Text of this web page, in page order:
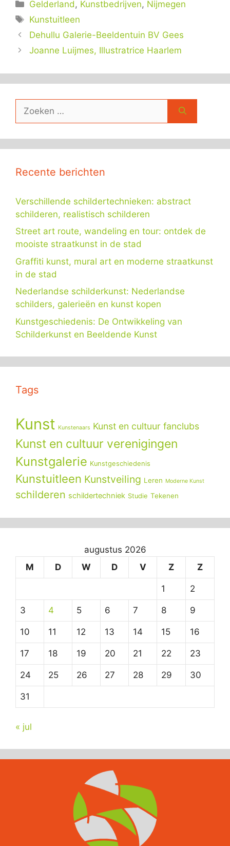
Gelderland , Kunstbedrijven, Nijmegen
Tags
Kunstuitleen
Dehullu Galerie-Beeldentuin BV Gees
Joanne Luijmes, Illustratrice Haarlem
naar:
Recente berichten
Verschillende schildertechnieken: abstract
schilderen, realistisch schilderen
Street art route, wandeling en tour: ontdek de
mooiste straatkunst in de stad
Graffiti kunst, mural art en moderne straatkunst
in de stad
Nederlandse schilderkunst: Nederlandse
schilders, galerieën en kunst kopen
Kunstgeschiedenis: De Ontwikkeling van
Schilderkunst en Beeldende Kunst
Tags
Kunst Kunstenaars Kunst en cultuur fanclubs
Kunst en cultuur verenigingen
Kunstgalerie Kunstgeschiedenis
Kunstuitleen Kunstveiling Leren Moderne Kunst
schilderen schildertechniek Studie Tekenen
augustus 2026
M
D W D V Z Z
1 2
3 4 5 6 7 8 9
10 11 12 13 14 15 16
17 18 19 20 21 22 23
24 25 26 27 28 29 30
31
« jul